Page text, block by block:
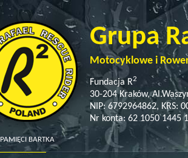
PAMIĘCI BARTKA
Grupa
Motocyklowe i
Fundacja R2
30-204 Kraków,
NIP: 6792964862, KRS:
Nr konta: 62 1050 1445